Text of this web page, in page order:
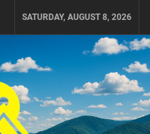
SATURDAY, AUGUST 8, 2026